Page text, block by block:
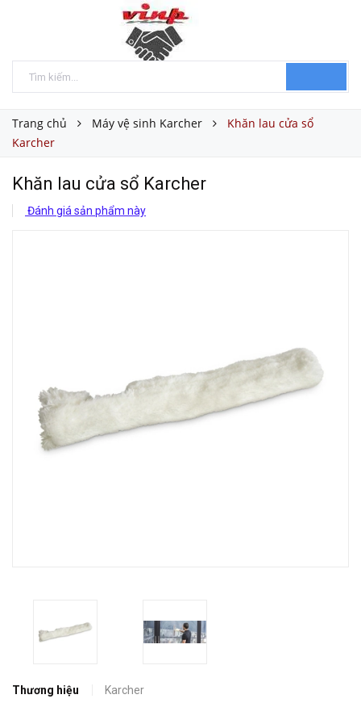
Trang chủ Máy vệ sinh Karcher
Khăn lau cửa sổ
Karcher
Khăn lau cửa sổ Karcher
Đánh giá sản phẩm này
Thương hiệu
Karcher